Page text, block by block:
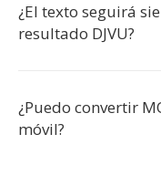
¿El texto seguirá
resultado DJVU?
¿Puedo convertir
móvil?